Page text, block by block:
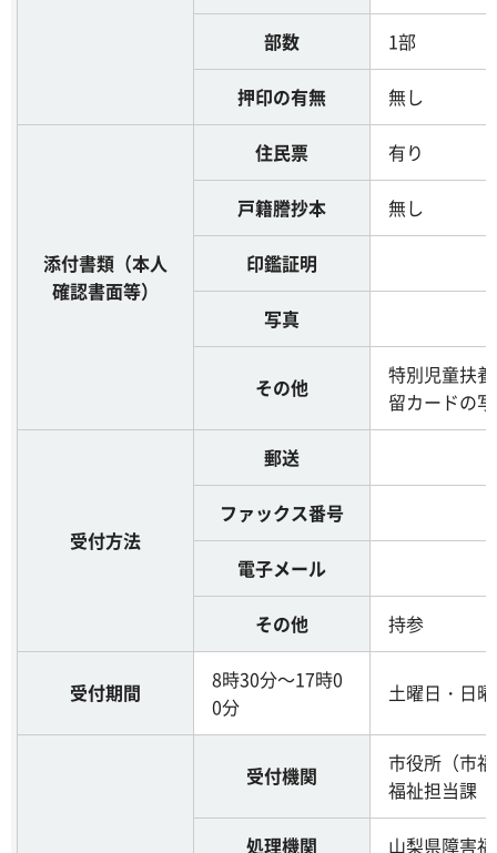
部数 1部
押印の有無 無し
添付書類（本人
確認書面等）
住民票 有り
戸籍謄抄本 無し
印鑑証明
写真
その他
特別児童扶
留カードの
受付方法
郵送
ファックス番号
電子メール
その他 持参
受付期間
8時30分～17時0
0分
土曜日・日
受付機関
市役所（市
福祉担当課
処理機関 山梨県障害